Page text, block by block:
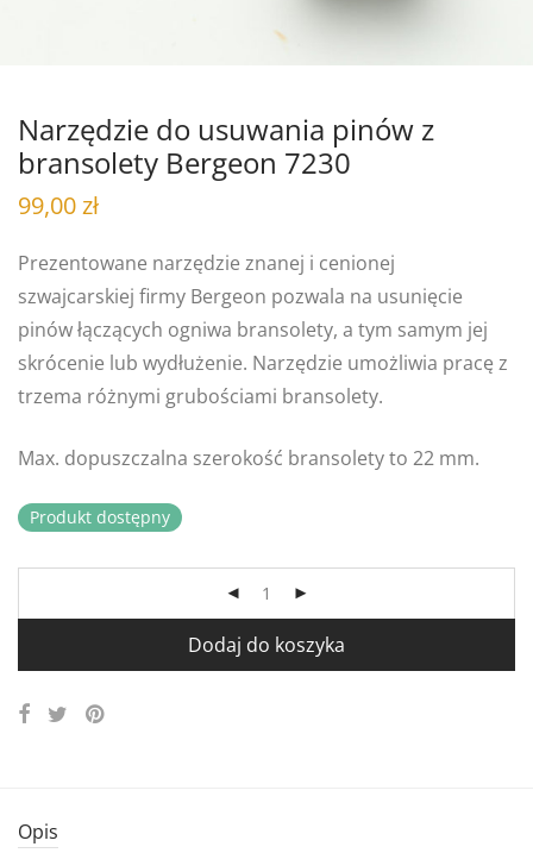
Narzędzie do usuwania pinów z
bransolety Bergeon 7230
99,00zł
Prezentowane narzędzie znanej i cenionej
szwajcarskiej firmy Bergeon pozwala na usunięcie
pinów łączących ogniwa bransolety, a tym samym jej
skrócenie lub wydłużenie. Narzędzie umożliwia pracę z
trzema różnymi grubościami bransolety.
Max. dopuszczalna szerokość bransolety to 22 mm.
Produkt dostępny
Dodaj do koszyka
Opis